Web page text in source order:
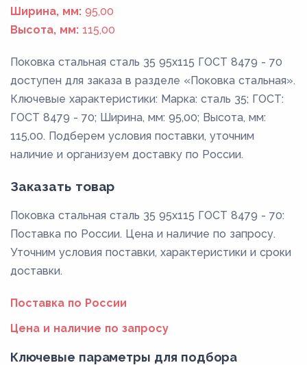
Ширина, мм: 95,00
Высота, мм: 115,00
Поковка стальная сталь 35 95x115 ГОСТ 8479 - 70
доступен для заказа в разделе «Поковка стальная».
Ключевые характеристики: Марка: сталь 35; ГОСТ:
ГОСТ 8479 - 70; Ширина, мм: 95,00; Высота, мм:
115,00. Подберем условия поставки, уточним
наличие и организуем доставку по России.
Заказать товар
Поковка стальная сталь 35 95x115 ГОСТ 8479 - 70:
Поставка по России. Цена и наличие по запросу.
Уточним условия поставки, характеристики и сроки
доставки.
Поставка по России
Цена и наличие по запросу
Ключевые параметры для подбора